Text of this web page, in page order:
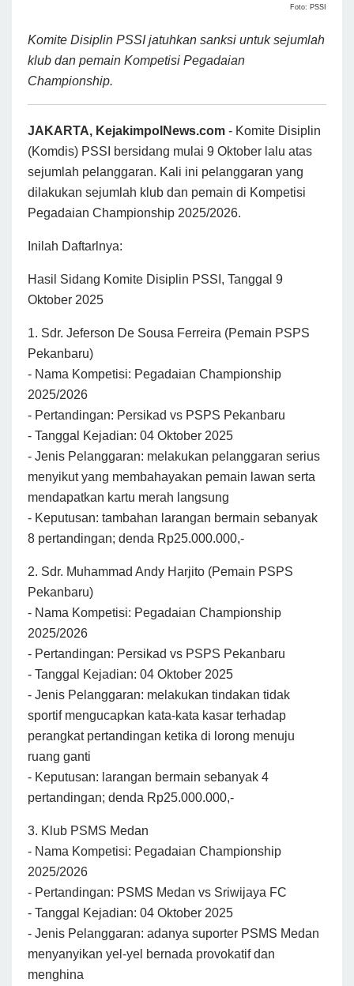
Foto: PSSI
Komite Disiplin PSSI jatuhkan sanksi untuk sejumlah
klub dan pemain Kompetisi Pegadaian
Championship.
JAKARTA, KejakimpolNews.com - Komite Disiplin
(Komdis) PSSI bersidang mulai 9 Oktober lalu atas
sejumlah pelanggaran. Kali ini pelanggaran yang
dilakukan sejumlah klub dan pemain di Kompetisi
Pegadaian Championship 2025/2026.
Inilah Daftarlnya:
Hasil Sidang Komite Disiplin PSSI, Tanggal 9
Oktober 2025
1. Sdr. Jeferson De Sousa Ferreira (Pemain PSPS
Pekanbaru)
- Nama Kompetisi: Pegadaian Championship
2025/2026
- Pertandingan: Persikad vs PSPS Pekanbaru
- Tanggal Kejadian: 04 Oktober 2025
- Jenis Pelanggaran: melakukan pelanggaran serius
menyikut yang membahayakan pemain lawan serta
mendapatkan kartu merah langsung
- Keputusan: tambahan larangan bermain sebanyak
8 pertandingan; denda Rp25.000.000,-
2. Sdr. Muhammad Andy Harjito (Pemain PSPS
Pekanbaru)
- Nama Kompetisi: Pegadaian Championship
2025/2026
- Pertandingan: Persikad vs PSPS Pekanbaru
- Tanggal Kejadian: 04 Oktober 2025
- Jenis Pelanggaran: melakukan tindakan tidak
sportif mengucapkan kata-kata kasar terhadap
perangkat pertandingan ketika di lorong menuju
ruang ganti
- Keputusan: larangan bermain sebanyak 4
pertandingan; denda Rp25.000.000,-
3. Klub PSMS Medan
- Nama Kompetisi: Pegadaian Championship
2025/2026
- Pertandingan: PSMS Medan vs Sriwijaya FC
- Tanggal Kejadian: 04 Oktober 2025
- Jenis Pelanggaran: adanya suporter PSMS Medan
menyanyikan yel-yel bernada provokatif dan
menghina